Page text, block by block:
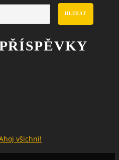
HLEDAT
všichni!